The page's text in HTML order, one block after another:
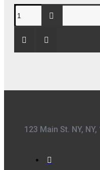
123 Main St. NY,